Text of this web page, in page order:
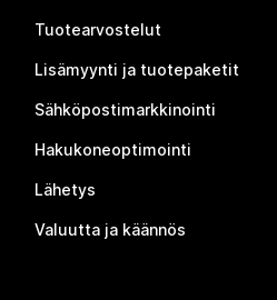
Tuotearvostelut
Lisämyynti ja tuotepaketit
Sähköpostimarkkinointi
Hakukoneoptimointi
Lähetys
Valuutta ja käännös